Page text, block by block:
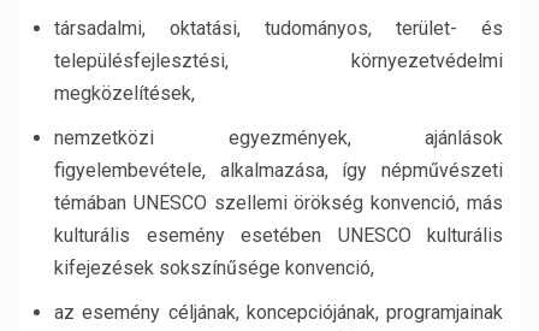
társadalmi, oktatási, tudományos, terület- és
településfejlesztési, környezetvédelmi
megközelítések,
nemzetközi egyezmények, ajánlások
figyelembevétele, alkalmazása, így népművészeti
témában UNESCO szellemi örökség konvenció, más
kulturális esemény esetében UNESCO kulturális
kifejezések sokszínűsége konvenció,
az esemény céljának, koncepciójának, programjainak